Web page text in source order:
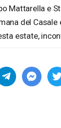
Mattarella e
del
estate,